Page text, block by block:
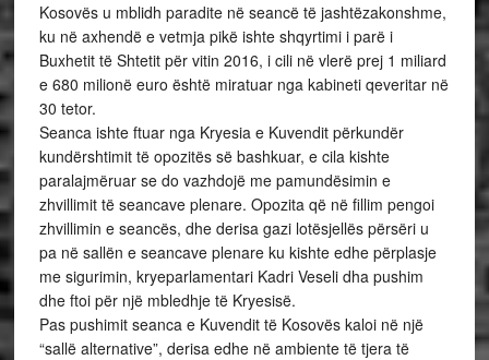
Kosovës u mblidh paradite në seancë të jashtëzakonshme,
ku në axhendë e vetmja pikë ishte shqyrtimi i parë i
Buxhetit të Shtetit për vitin 2016, i cili në vlerë prej 1 miliard
e 680 milionë euro është miratuar nga kabineti qeveritar në
30 tetor.
Seanca ishte ftuar nga Kryesia e Kuvendit përkundër
kundërshtimit të opozitës së bashkuar, e cila kishte
paralajmëruar se do vazhdojë me pamundësimin e
zhvillimit të seancave plenare. Opozita që në fillim pengoi
zhvillimin e seancës, dhe derisa gazi lotësjellës përsëri u
pa në sallën e seancave plenare ku kishte edhe përplasje
me sigurimin, kryeparlamentari Kadri Veseli dha pushim
dhe ftoi për një mbledhje të Kryesisë.
Pas pushimit seanca e Kuvendit të Kosovës kaloi në një
“sallë alternative”, derisa edhe në ambiente të tjera të